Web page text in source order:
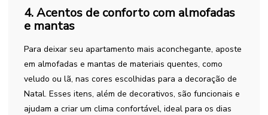
4. Acentos de conforto com almofadas
e mantas
Para deixar seu apartamento mais aconchegante, aposte
em almofadas e mantas de materiais quentes, como
veludo ou lã, nas cores escolhidas para a decoração de
Natal. Esses itens, além de decorativos, são funcionais e
ajudam a criar um clima confortável, ideal para os dias